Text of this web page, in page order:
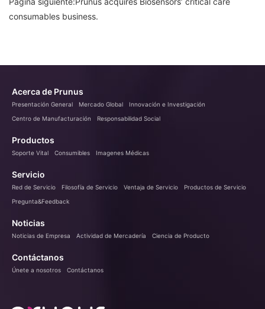
consumables business.
Acerca de Prunus
Presentación General Mercado Global
Innovación e Investigación
Centro de Manufacturación
Responsabilidad Social
Productos
Soporte Vital Consumibles Imagenes Médicas
Servicio
Red de Servicio Filosofía de Servicio Ventaja de Servicio
Productos de Servicio
Pregunta&Feedback
Noticias
Noticias de Empresa Actividad de Mercadería Ciencia de Producto
Contáctanos
Únete a nosotros Contáctanos